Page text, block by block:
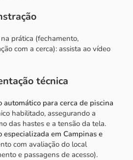
prática (fechamento,
com a cerca): assista ao vídeo
técnica
automático para cerca de piscina
habilitado, assegurando a
das hastes e a tensão da tela.
especializada em Campinas e
com avaliação do local
e passagens de acesso).